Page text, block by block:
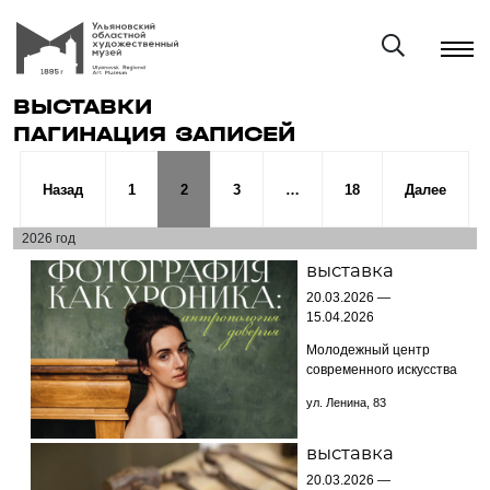
ВЫСТАВКИ
ПАГИНАЦИЯ ЗАПИСЕЙ
Назад 1 2 3 … 18 Далее
2026 год
выставка
20.03.2026 —
15.04.2026
Молодежный центр
современного искусства
ул. Ленина, 83
выставка
20.03.2026 —